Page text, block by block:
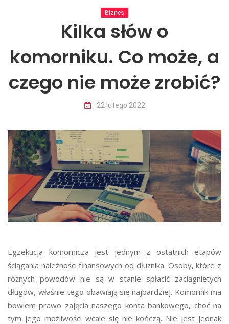
Biznes
Kilka słów o
komorniku. Co może, a
czego nie może zrobić?
22 lutego 2022
Egzekucja komornicza jest jednym z ostatnich etapów
ściągania należności finansowych od dłużnika. Osoby, które z
różnych powodów nie są w stanie spłacić zaciągniętych
długów, właśnie tego obawiają się najbardziej. Komornik ma
bowiem prawo zajęcia naszego konta bankowego, choć na
tym jego możliwości wcale się nie kończą. Nie jest jednak